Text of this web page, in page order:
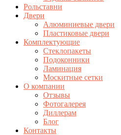
Рольставни
Двери
Алюминиевые двери
Пластиковые двери
Комплектующие
Стеклопакеты
Подоконники
Ламинация
Москитные сетки
О компании
Отзывы
Фотогалерея
Диллерам
Блог
Контакты